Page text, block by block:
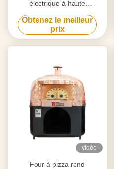
électrique à haute
température à 600 ° C
Obtenez le meilleur
prix
vidéo
Four à pizza rond